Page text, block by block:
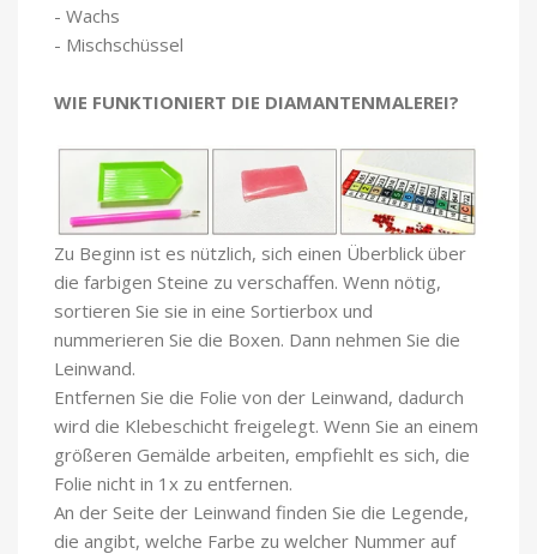
- Wachs
- Mischschüssel
WIE FUNKTIONIERT DIE DIAMANTENMALEREI?
Zu Beginn ist es nützlich, sich einen Überblick über
die farbigen Steine zu verschaffen. Wenn nötig,
sortieren Sie sie in eine Sortierbox und
nummerieren Sie die Boxen. Dann nehmen Sie die
Leinwand.
Entfernen Sie die Folie von der Leinwand, dadurch
wird die Klebeschicht freigelegt. Wenn Sie an einem
größeren Gemälde arbeiten, empfiehlt es sich, die
Folie nicht in 1x zu entfernen.
An der Seite der Leinwand finden Sie die Legende,
die angibt, welche Farbe zu welcher Nummer auf